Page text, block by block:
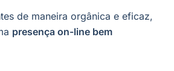
de maneira orgânica e eficaz,
presença on-line bem